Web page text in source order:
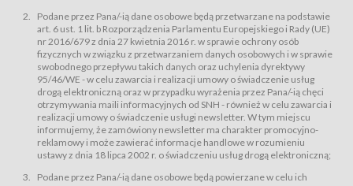
Sklep – sklep internetowy prowadzony przez Usługodawcę w Serwisie;
Regulamin – niniejszy regulamin.
§ 2
Postanowienia ogólne
Regulamin określa zasady:
świadczenia Usługobiorcom Usług przez Usługodawcę, z
zastrzeżeniem usług, o których mowa w ust. 2 pkt. 4 i 5 poniżej, których
zasady świadczenia precyzują odrębne regulaminy,
przetwarzania przez Usługodawcę danych osobowych Usługobiorców
będących osobami fizycznymi.
świadczy Usługi drogą elektroniczną w rozumieniu ustawy z dnia 18 lipca
2002 r. o świadczeniu usług drogą elektroniczną (Dz.U. z 2002 r., Nr 144, poz.
Podane przez Pana/-ią dane osobowe będą przetwarzane na podstawie
art. 6 ust. 1 lit. b Rozporządzenia Parlamentu Europejskiego i Rady (UE)
nr 2016/679 z dnia 27 kwietnia 2016 r. w sprawie ochrony osób
fizycznych w związku z przetwarzaniem danych osobowych i w sprawie
swobodnego przepływu takich danych oraz uchylenia dyrektywy
95/46/WE - w celu zawarcia i realizacji umowy o świadczenie usług
drogą elektroniczną oraz w przypadku wyrażenia przez Pana/-ią chęci
otrzymywania maili informacyjnych od SNH - również w celu zawarcia i
realizacji umowy o świadczenie usługi newsletter. W tym miejscu
informujemy, że zamówiony newsletter ma charakter promocyjno-
reklamowy i może zawierać informacje handlowe w rozumieniu
ustawy z dnia 18 lipca 2002 r. o świadczeniu usług drogą elektroniczną;
Podane przez Pana/-ią dane osobowe będą powierzane w celu ich